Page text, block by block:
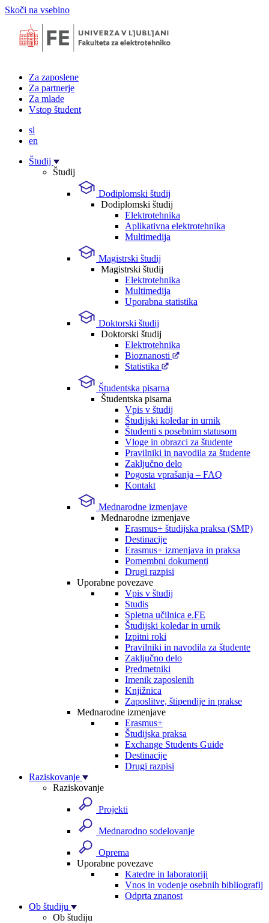
Skoči na vsebino
Za zaposlene
Za partnerje
Za mlade
Vstop študent
sl
en
Študij
Študij
Dodiplomski študij
Dodiplomski študij
Elektrotehnika
Aplikativna elektrotehnika
Multimedija
Magistrski študij
Magistrski študij
Elektrotehnika
Multimedija
Uporabna statistika
Doktorski študij
Doktorski študij
Elektrotehnika
Bioznanosti
Statistika
Študentska pisarna
Študentska pisarna
Vpis v študij
Študijski koledar in urnik
Študenti s posebnim statusom
Vloge in obrazci za študente
Pravilniki in navodila za študente
Zaključno delo
Pogosta vprašanja – FAQ
Kontakt
Mednarodne izmenjave
Mednarodne izmenjave
Erasmus+ študijska praksa (SMP)
Destinacije
Erasmus+ izmenjava in praksa
Pomembni dokumenti
Drugi razpisi
Uporabne povezave
Vpis v študij
Studis
Spletna učilnica e.FE
Študijski koledar in urnik
Izpitni roki
Pravilniki in navodila za študente
Zaključno delo
Predmetniki
Imenik zaposlenih
Knjižnica
Zaposlitve, štipendije in prakse
Mednarodne izmenjave
Erasmus+
Študijska praksa
Exchange Students Guide
Destinacije
Drugi razpisi
Raziskovanje
Raziskovanje
Projekti
Mednarodno sodelovanje
Oprema
Uporabne povezave
Katedre in laboratoriji
Vnos in vodenje osebnih bibliografij
Odprta znanost
Ob študiju
Ob študiju